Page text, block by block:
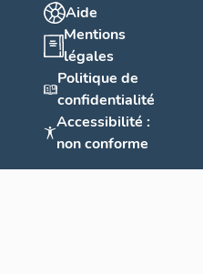
Aide
Mentions
légales
Politique de
confidentialité
Accessibilité :
non conforme